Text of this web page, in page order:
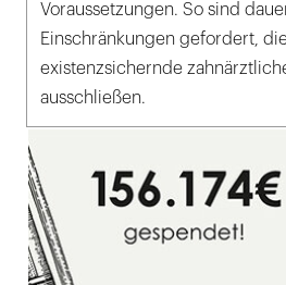
Voraussetzungen. So sind
Einschränkungen gefordert,
existenzsichernde
ausschließen.